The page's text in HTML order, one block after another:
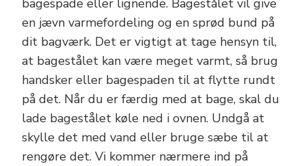
en jævn varmefordeling og en sprød bund på
dit bagværk. Det er vigtigt at tage hensyn til,
at bagestålet kan være meget varmt, så brug
handsker eller bagespaden til at flytte rundt
på det. Når du er færdig med at bage, skal du
lade bagestålet køle ned i ovnen. Undgå at
skylle det med vand eller bruge sæbe til at
rengøre det. Vi kommer nærmere ind på